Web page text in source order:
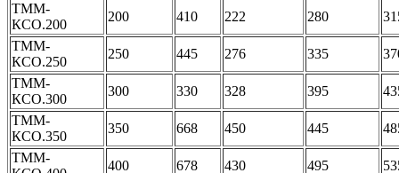
ТММ-
КСО.200
200 410 222 280
ТММ-
КСО.250
250 445 276 335
ТММ-
КСО.300
300 330 328 395
ТММ-
КСО.350
350 668 450 445
ТММ-
400 678 430 495